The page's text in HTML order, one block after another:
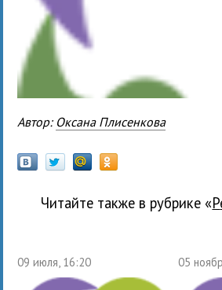
Автор: Оксана Плисенкова
Читайте также в рубрике «
09 июля, 16:20 05